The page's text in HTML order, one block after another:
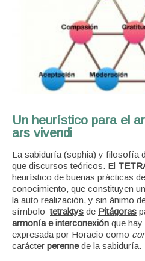
Un heurístico para el
ars vivendi
La sabiduría (sophia) y filosofía
que discursos teóricos. El
heurístico de buenas prácticas
conocimiento, que constituyen
la auto realización, y sin ánimo
símbolo tetraktys de Pitágoras
armonía e interconexión que
expresada por Horacio como
carácter perennede la sabiduría.